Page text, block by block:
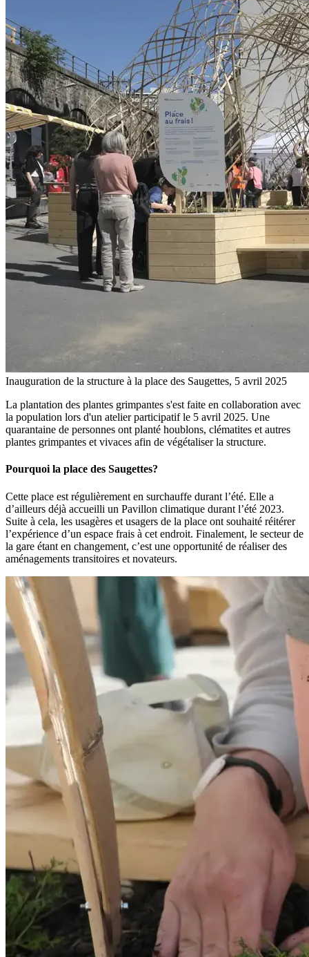
Inauguration de la structure à la place des Saugettes, 5 avril 2025
La plantation des plantes grimpantes s'est faite en collaboration avec
la population lors d'un atelier participatif le 5 avril 2025. Une
quarantaine de personnes ont planté houblons, clématites et autres
plantes grimpantes et vivaces afin de végétaliser la structure.
Pourquoi la place des Saugettes?
Cette place est régulièrement en surchauffe durant l’été. Elle a
d’ailleurs déjà accueilli un Pavillon climatique durant l’été 2023.
Suite à cela, les usagères et usagers de la place ont souhaité réitérer
l’expérience d’un espace frais à cet endroit. Finalement, le secteur de
la gare étant en changement, c’est une opportunité de réaliser des
aménagements transitoires et novateurs.